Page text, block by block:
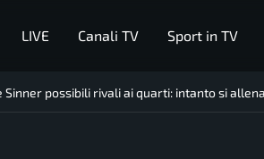
LIVE Canali TV Sport in TV
Sinner possibili rivali ai quarti: intanto si